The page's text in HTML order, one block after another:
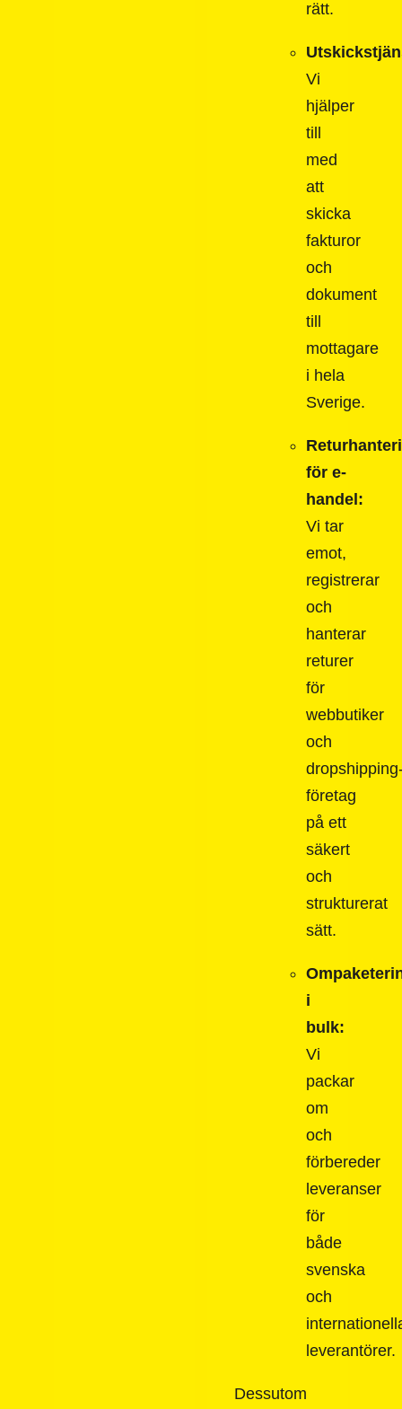
rätt.
Vi
hjälper
till
med
att
skicka
fakturor
och
dokument
till
mottagare
i hela
Sverige.
för e-
handel:
Vi tar
emot,
registrerar
och
hanterar
returer
för
webbutiker
och
företag
på ett
säkert
och
strukturerat
sätt.
i
bulk:
Vi
packar
om
och
förbereder
leveranser
för
både
svenska
och
leverantörer.
Dessutom